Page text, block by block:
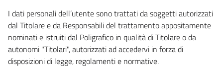
I dati personali dell’utente sono trattati da soggetti autorizzati
dal Titolare e da Responsabili del trattamento appositamente
nominati e istruiti dal Poligrafico in qualità di Titolare o da
autonomi "Titolari", autorizzati ad accedervi in forza di
disposizioni di legge, regolamenti e normative.